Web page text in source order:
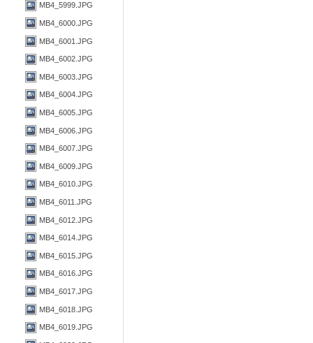
MB4_5999.JPG
MB4_6000.JPG
MB4_6001.JPG
MB4_6002.JPG
MB4_6003.JPG
MB4_6004.JPG
MB4_6005.JPG
MB4_6006.JPG
MB4_6007.JPG
MB4_6009.JPG
MB4_6010.JPG
MB4_6011.JPG
MB4_6012.JPG
MB4_6014.JPG
MB4_6015.JPG
MB4_6016.JPG
MB4_6017.JPG
MB4_6018.JPG
MB4_6019.JPG